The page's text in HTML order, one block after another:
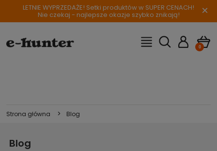
LETNIE WYPRZEDAŻE! Setki produktów w SUPER CENACH!
Nie czekaj - najlepsze okazje szybko znikają! ×
Strona główna > Blog
Blog